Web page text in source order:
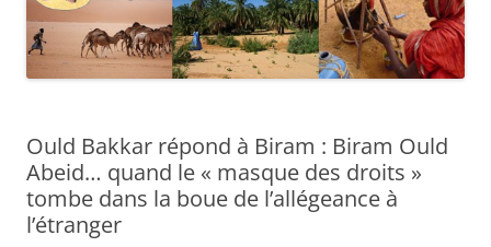
Ould Bakkar répond à Biram : Biram Ould
Abeid… quand le « masque des droits »
tombe dans la boue de l’allégeance à
l’étranger